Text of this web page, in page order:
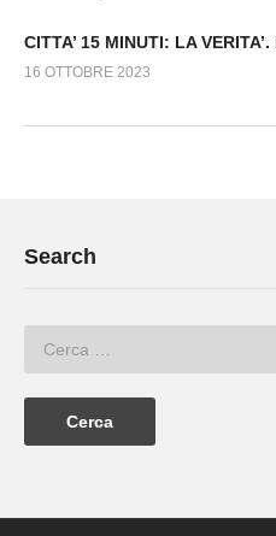
CITTA’ 15 MINUTI: LA
16 OTTOBRE 2023
Search